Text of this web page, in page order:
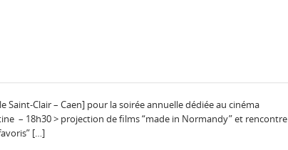
Saint-Clair – Caen] pour la soirée annuelle dédiée au cinéma
– 18h30 > projection de films “made in Normandy” et rencontre
[…]